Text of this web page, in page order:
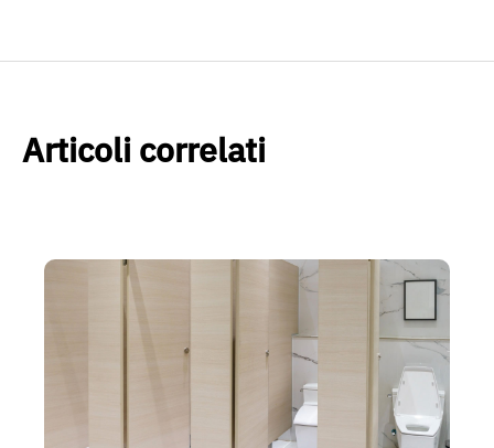
Articoli correlati